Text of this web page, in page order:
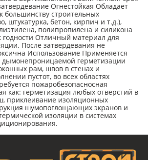
Огнестойкая Обладает
большинству строительных
штукатурка, бетон, кирпич и т.д.),
полипропилена и силикона
Отличный материал для
После затвердевания не
Использование Применяется
дымонепроницаемой герметизации
рам, швов в стенах и
пустот, во всех областях
пожаробезопасносная
как: герметизация любых отверстий в
приклеивание изоляционных
шумопоглощающих экранов и
изоляции в системах